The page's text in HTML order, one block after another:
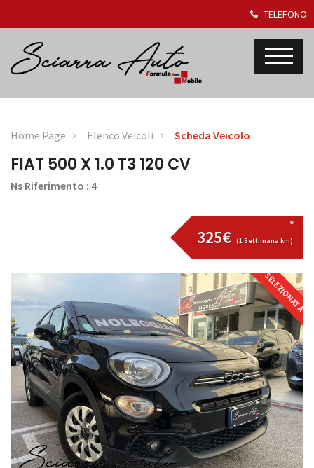
TELEFONO
Home Page Elenco Veicoli Scheda Veicolo
FIAT 500 X 1.0 T3 120 CV
Ns Riferimento : 4
325€ (1 Settimana km)
SELEZIONATA